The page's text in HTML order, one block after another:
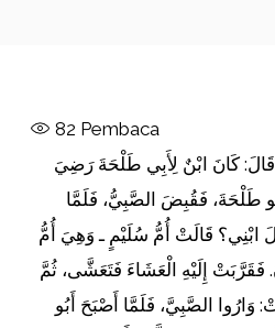
82 Pembaca
كَانَ ابْنٌ لِأَبِي طَلْحَةَ رَضِيَ
طَلْحَةَ، فَقُبِضَ الصَّبِيُّ، فَلَمَّا
ابْنِي؟ قَالَتْ أُمُّ سُلَيْمٍ ـ وَهِيَ أُمُّ
فَقَرَّبَتْ إِلَيْهِ الْعَشَاءَ فَتَعَشَّى، ثُمَّ
وَارُوا الصَّبِيَّ، فَلَمَّا أَصْبَحَ أَبُو